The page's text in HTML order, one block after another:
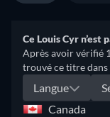
Ce Louis Cyr n’est
Après avoir vérifié
trouvé ce titre dans
Langue
Canada